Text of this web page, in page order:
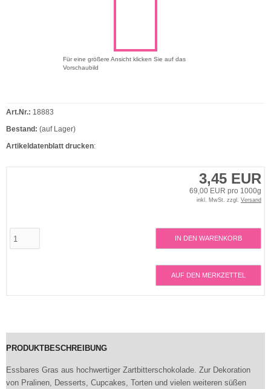
Für eine größere Ansicht klicken Sie auf das
Vorschaubild
3,45 EUR
69,00 EUR pro 1000g
inkl. MwSt. zzgl. Versand
IN DEN WARENKORB
AUF DEN MERKZETTEL
Art.Nr.: 18883
Bestand: (auf Lager)
Artikeldatenblatt drucken:
PRODUKTBESCHREIBUNG
Essbares Gras aus hochwertiger Zartbitterschokolade. Zur Dekoration
von Pralinen, Desserts, Cupcakes, Torten und vielen weiteren süßen